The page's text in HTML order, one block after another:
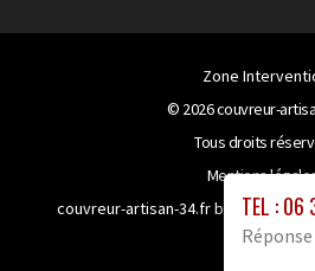
TEL :
Zone
© 2026couvreur-
Tous droits
Mentions
couvreur-artisan-34.fr bénéficie de
site proxy